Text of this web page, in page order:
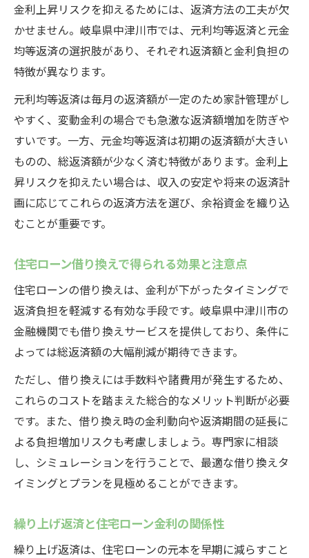
金利上昇リスクを抑えるためには、返済方法の工夫が欠
かせません。岐阜県中津川市では、元利均等返済と元金
均等返済の選択肢があり、それぞれ返済額と金利負担の
特徴が異なります。
元利均等返済は毎月の返済額が一定のため家計管理がし
やすく、変動金利の場合でも急激な返済額増加を防ぎや
すいです。一方、元金均等返済は初期の返済額が大きい
ものの、総返済額が少なく済む特徴があります。金利上
昇リスクを抑えたい場合は、収入の安定や将来の返済計
画に応じてこれらの返済方法を選び、余裕資金を織り込
むことが重要です。
住宅ローン借り換えで得られる効果と注意点
住宅ローンの借り換えは、金利が下がったタイミングで
返済負担を軽減する有効な手段です。岐阜県中津川市の
金融機関でも借り換えサービスを提供しており、条件に
よっては総返済額の大幅削減が期待できます。
ただし、借り換えには手数料や諸費用が発生するため、
これらのコストを踏まえた総合的なメリット判断が必要
です。また、借り換え時の金利動向や返済期間の延長に
よる負担増加リスクも考慮しましょう。専門家に相談
し、シミュレーションを行うことで、最適な借り換えタ
イミングとプランを見極めることができます。
繰り上げ返済と住宅ローン金利の関係性
繰り上げ返済は、住宅ローンの元本を早期に減らすこと